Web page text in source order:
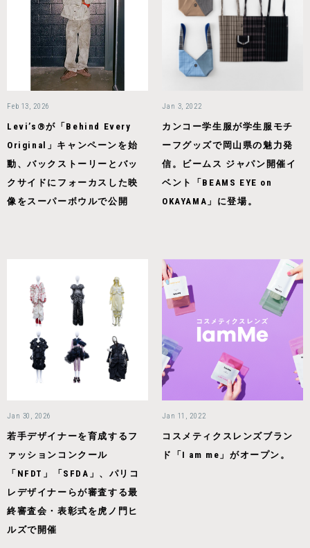
Feb 13, 2026
Levi’s®が「Behind Every
Original」キャンペーンを始
動、バックストーリーとバッ
クサイドにフォーカスした映
像をスーパーボウルで公開
Jan 3, 2022
カンコー学生服が学生服モチ
ーフグッズで岡山県の魅力発
信。ビームス ジャパン開催イ
ベント「BEAMS EYE on
OKAYAMA」に登場。
Jan 30, 2026
若手デザイナーを育成するフ
ァッションコンクール
「NFDT」「SFDA」、パリコ
レデザイナーらが審査する最
終審査会・表彰式を虎ノ門ヒ
ルズで開催
Jan 11, 2022
コスメティクスレンズブラン
ド「I am me」がオープン。